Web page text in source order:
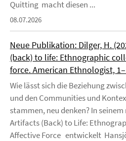
Quitting macht diesen ...
08.07.2026
Neue Publikation: Dilger, H.
(back) to life: Ethnographic
force. American Ethnologist,
Wie lässt sich die Beziehung
und den Communities und
stammen, neu denken? In
Artifacts (Back) to Life:
Affective Force entwickelt